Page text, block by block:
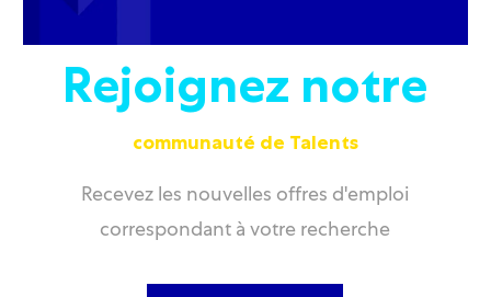
Rejoignez notre
communauté de Talents
Recevez les nouvelles offres d'emploi
correspondant à votre recherche